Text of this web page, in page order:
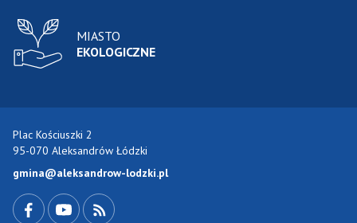
MIASTO
EKOLOGICZNE
Plac Kościuszki 2
95-070 Aleksandrów Łódzki
gmina@aleksandrow-lodzki.pl